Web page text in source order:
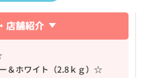
店舗紹介
＆ホワイト（2.8ｋｇ）☆